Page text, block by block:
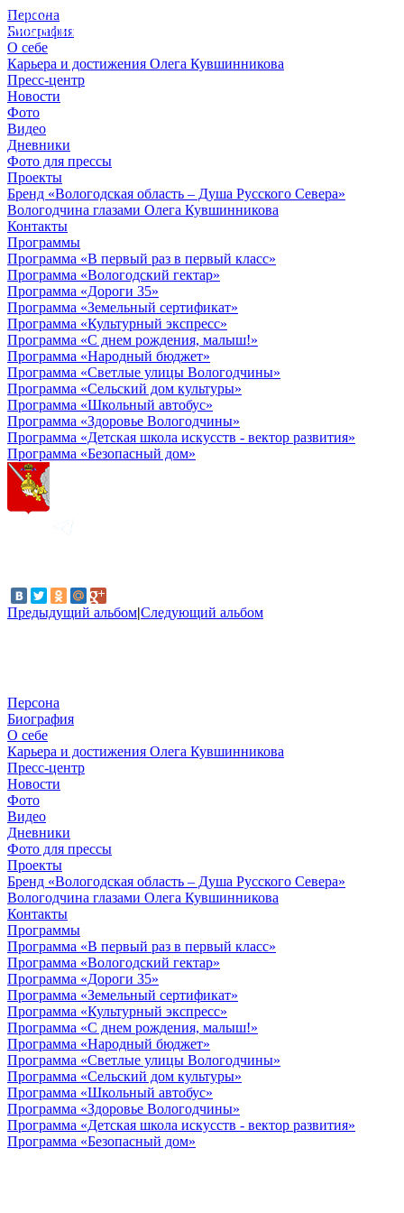
Персона
Биография
О себе
Карьера и достижения Олега Кувшинникова
Пресс-центр
Новости
Фото
Видео
Дневники
Фото для прессы
Проекты
Бренд «Вологодская область – Душа Русского Севера»
Вологодчина глазами Олега Кувшинникова
Контакты
Программы
Программа «В первый раз в первый класс»
Программа «Вологодский гектар»
Программа «Дороги 35»
Программа «Земельный сертификат»
Программа «Культурный экспресс»
Программа «С днем рождения, малыш!»
Программа «Народный бюджет»
Программа «Светлые улицы Вологодчины»
Программа «Сельский дом культуры»
Программа «Школьный автобус»
Программа «Здоровье Вологодчины»
Программа «Детская школа искусств - вектор развития»
Программа «Безопасный дом»
Предыдущий альбом|Следующий альбом
© 2012 - 2023,
КУВШИННИКОВ О.А.
Персона
Биография
О себе
Карьера и достижения Олега Кувшинникова
Пресс-центр
Новости
Фото
Видео
Дневники
Фото для прессы
Проекты
Бренд «Вологодская область – Душа Русского Севера»
Вологодчина глазами Олега Кувшинникова
Контакты
Программы
Программа «В первый раз в первый класс»
Программа «Вологодский гектар»
Программа «Дороги 35»
Программа «Земельный сертификат»
Программа «Культурный экспресс»
Программа «С днем рождения, малыш!»
Программа «Народный бюджет»
Программа «Светлые улицы Вологодчины»
Программа «Сельский дом культуры»
Программа «Школьный автобус»
Программа «Здоровье Вологодчины»
Программа «Детская школа искусств - вектор развития»
Программа «Безопасный дом»